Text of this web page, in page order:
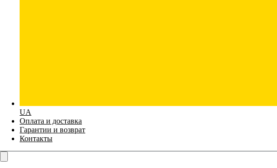
UA
Оплата и доставка
Гарантии и возврат
Контакты